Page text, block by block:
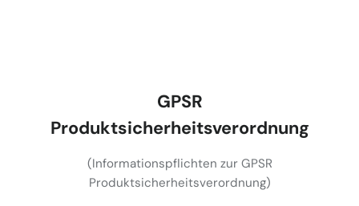
GPSR
Produktsicherheitsverordnung
(Informationspflichten zur GPSR
Produktsicherheitsverordnung)